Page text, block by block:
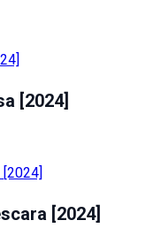
[2024]
[2024]